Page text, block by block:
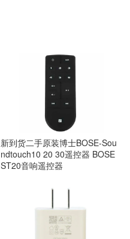
新到货二手原装博士BOSE-Sou
ndtouch10 20 30遥控器 BOSE
ST20音响遥控器